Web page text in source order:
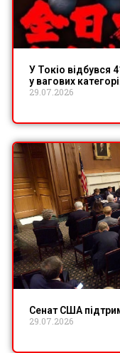
У Токіо відбувся
у вагових
29.07.2026
Сенат США
29.07.2026